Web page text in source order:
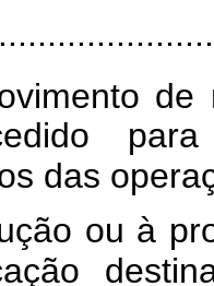
de
das
ou à